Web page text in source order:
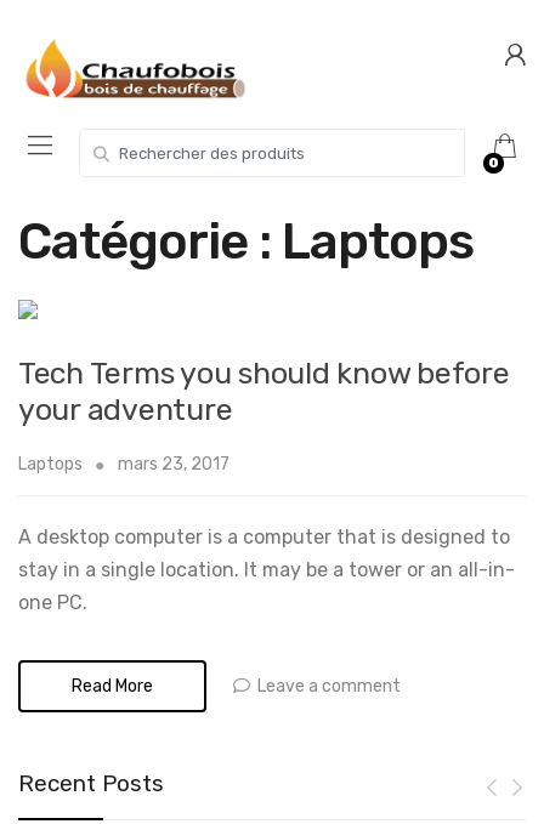
navigation
content
0
Catégorie : Laptops
Tech Terms you should know before
your adventure
Laptops mars 23, 2017
A desktop computer is a computer that is designed to
stay in a single location. It may be a tower or an all-in-
one PC.
Read More Leave a comment
Recent Posts